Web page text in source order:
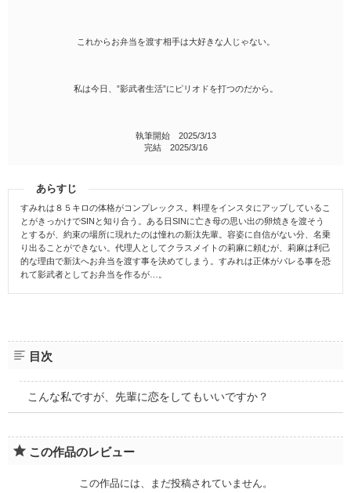
これからお弁当を渡す相手は大好きな人じゃない。
私は今日、”影武者生活”にピリオドを打つのだから。
執筆開始 2025/3/13
完結 2025/3/16
あらすじ
すみれは８５キロの体格がコンプレックス。料理をインスタにアップしているこ
とがきっかけでSINと知り合う。ある日SINに亡き母の思い出の卵焼きを渡そう
とするが、約束の場所に現れたのは憧れの新汰先輩。容姿に自信がない分、名乗
り出ることができない。代理人としてクラスメイトの莉麻に頼むが、莉麻は利己
的な理由で新汰へお弁当を渡す事を決めてしまう。すみれは正体がバレる事を恐
れて影武者としてお弁当を作るが…。
目次
こんな私ですが、先輩に恋をしてもいいですか？
この作品のレビュー
この作品には、まだ投稿されていません。